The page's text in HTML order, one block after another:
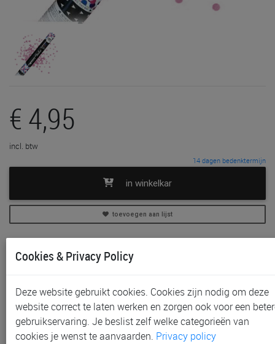
€ 4,95
incl. btw
14 dagen bedenktermijn
in winkelkar
toevoegen aan lijst
Gratis (en direct) af te halen in onze
Niet meer verkrijgbaar in onzewinkelte Aalst, Gent en
Sint-Niklaas
Gratis verzending vanaf € 80 *
Cookies & Privacy Policy
Deze website gebruikt cookies. Cookies zijn nodig om deze
website correct te laten werken en zorgen ook voor een
gebruikservaring. Je beslist zelf welke categorieën van
cookies je wenst te aanvaarden. Privacy policy